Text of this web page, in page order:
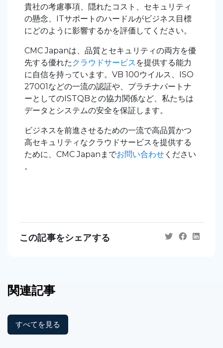
貴社の考慮事項、隠れたコスト、セキュリティ
の懸念、ITサポートのハードルがビジネス目標
にどのように影響するかを評価してください。
CMC Japanは、品質とセキュリティの両方を優
先する優れた クラウドサービス を提供する能力
に自信を持っています。VB 100ウイルス、ISO
27001などの一流の認証や、プラチナパートナ
ーとしてのISTQBとの協力関係など、私たちは
データとシステムの安全を保証します。
ビジネスを前進させるための一流で高品質かつ
高セキュリティなクラウドサービスを提供する
ために、CMC Japanまでお問い合わせ ください
。
この記事をシェアする
関連記事
すべてを見る